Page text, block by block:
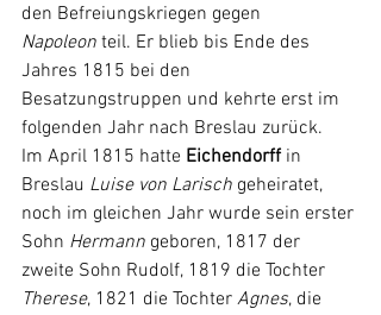
den Befreiungskriegen gegen
Napoleon teil. Er blieb bis Ende des
Jahres 1815 bei den
Besatzungstruppen und kehrte erst im
folgenden Jahr nach Breslau zurück.
Im April 1815 hatte Eichendorff in
Breslau Luise von Larisch geheiratet,
noch im gleichen Jahr wurde sein erster
Sohn Hermann geboren, 1817 der
zweite Sohn Rudolf, 1819 die Tochter
Therese, 1821 die Tochter Agnes, die